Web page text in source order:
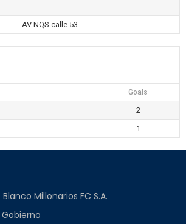
AV NQS calle 53
Goals
2
1
Millonarios FC S.A.